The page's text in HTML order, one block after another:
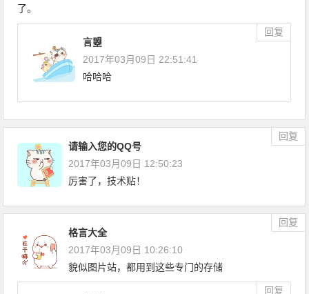
了。
言曌
回复
2017年03月09日 22:51:41
哈哈哈
请输入您的QQ号
回复
2017年03月09日 12:50:23
厉害了，技术贴！
格言大全
回复
2017年03月09日 10:26:10
貌似图片站，都用到这些专门的存储
回复